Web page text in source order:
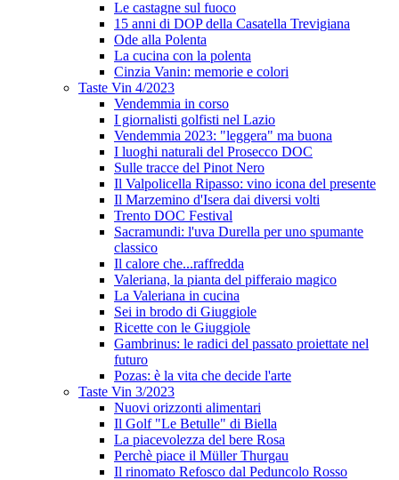
Le castagne sul fuoco
15 anni di DOP della Casatella Trevigiana
Ode alla Polenta
La cucina con la polenta
Cinzia Vanin: memorie e colori
Taste Vin 4/2023
Vendemmia in corso
I giornalisti golfisti nel Lazio
Vendemmia 2023: "leggera" ma buona
I luoghi naturali del Prosecco DOC
Sulle tracce del Pinot Nero
Il Valpolicella Ripasso: vino icona del presente
Il Marzemino d'Isera dai diversi volti
Trento DOC Festival
Sacramundi: l'uva Durella per uno spumante
classico
Il calore che...raffredda
Valeriana, la pianta del pifferaio magico
La Valeriana in cucina
Sei in brodo di Giuggiole
Ricette con le Giuggiole
Gambrinus: le radici del passato proiettate nel
futuro
Pozas: è la vita che decide l'arte
Taste Vin 3/2023
Nuovi orizzonti alimentari
Il Golf "Le Betulle" di Biella
La piacevolezza del bere Rosa
Perchè piace il Müller Thurgau
Il rinomato Refosco dal Peduncolo Rosso